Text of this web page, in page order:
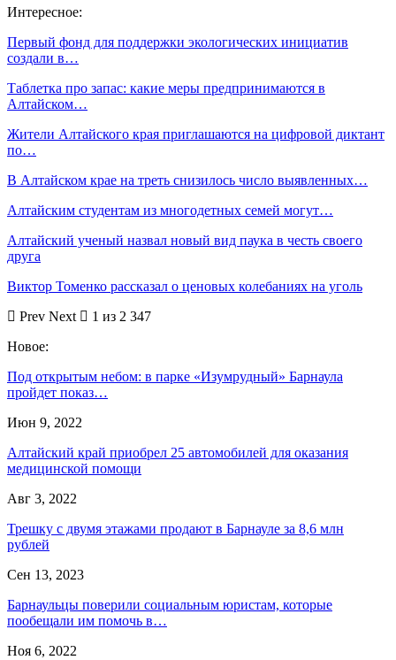
Интересное:
Первый фонд для поддержки экологических инициатив
создали в…
Таблетка про запас: какие меры предпринимаются в
Алтайском…
Жители Алтайского края приглашаются на цифровой диктант
по…
В Алтайском крае на треть снизилось число выявленных…
Алтайским студентам из многодетных семей могут…
Алтайский ученый назвал новый вид паука в честь своего
друга
Виктор Томенко рассказал о ценовых колебаниях на уголь
Prev Next
1 из 2 347
Новое:
Под открытым небом: в парке «Изумрудный» Барнаула
пройдет показ…
Июн 9, 2022
Алтайский край приобрел 25 автомобилей для оказания
медицинской помощи
Авг 3, 2022
Трешку с двумя этажами продают в Барнауле за 8,6 млн
рублей
Сен 13, 2023
Барнаульцы поверили социальным юристам, которые
пообещали им помочь в…
Ноя 6, 2022